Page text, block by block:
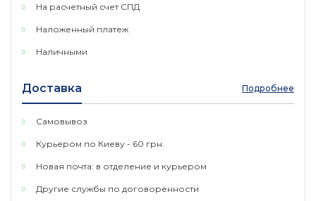
Количество ядер процессора
ГГц
Производительность
23 Вт
RAM-память
На расчетный счет СПД
Наложенный платеж
Наличными
Доставка Подробнее
Самовывоз
Курьером по Киеву - 60 грн.
Новая почта: в отделение и курьером
Другие службы по договоренности